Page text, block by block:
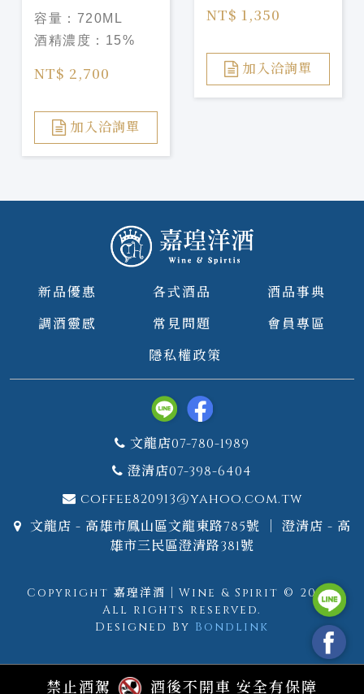
照菊 39 Sparkling
純米大吟釀
Luminous
Emblem 720ml
容量： 720ML
酒精濃度： 15%
NT$ 2,700
加入洽詢單
NT$ 1,350
加入洽詢單
新品優惠 各式酒品
酒品事典
調酒靈感
常見問題
會員專區
隱私權政策
文龍店07-780-1989
澄清店07-398-6404
coffee820913@yahoo.com.tw
文龍店 - 高雄市鳳山區文龍東路785號 ｜ 澄清店 - 高
雄市三民區澄清路381號
Copyright 嘉瑝洋酒｜Wine & Spirit © 2026.
All rights reserved.
Designed By Bondlink
禁止酒駕 酒後不開車 安全有保障